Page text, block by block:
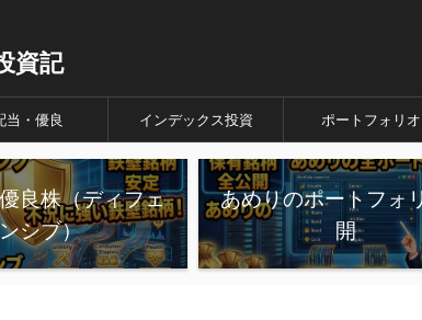
資記
当・優良 インデックス投資 ポートフォリオ
良株（ディフェ
シブ）
あめりのポートフォ
開